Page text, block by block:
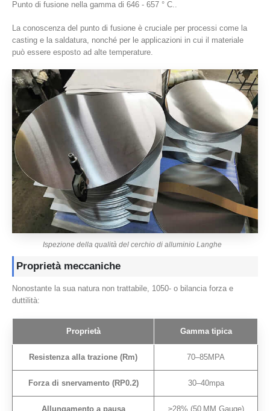
Punto di fusione nella gamma di 646 - 657 ° C..
La conoscenza del punto di fusione è cruciale per processi come la
casting e la saldatura, nonché per le applicazioni in cui il materiale
può essere esposto ad alte temperature.
Ispezione della qualità del cerchio di alluminio Langhe
Proprietà meccaniche
Nonostante la sua natura non trattabile, 1050- o bilancia forza e
duttilità:
Proprietà Gamma tipica
Resistenza alla trazione (Rm) 70–85MPA
Forza di snervamento (RP0.2) 30–40mpa
Allungamento a pausa ≥28% (50 MM Gauge)